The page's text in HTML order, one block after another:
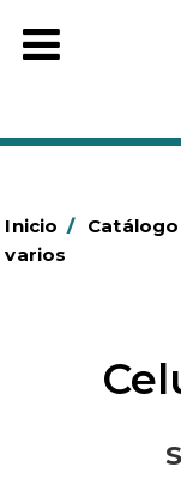
Inicio / Catálogo
varios